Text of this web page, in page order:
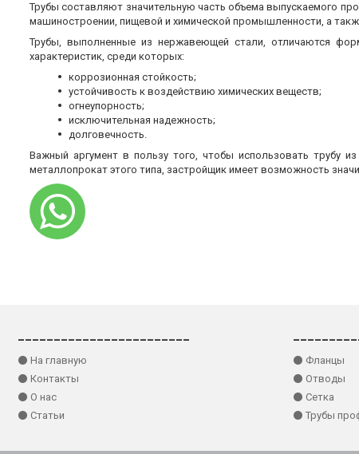
Трубы составляют значительную часть объема выпускаемого
машиностроении, пищевой и химической промышленности, а
Трубы, выполненные из нержавеющей стали, отличаются
характеристик, среди которых:
коррозионная стойкость;
устойчивость к воздействию химических веществ;
огнеупорность;
исключительная надежность;
долговечность.
Важный аргумент в пользу того, чтобы использовать трубу
металлопрокат этого типа, застройщик имеет возможность
⚫ На главную
⚫ Контакты
⚫ О нас
⚫ Статьи
⚫ Фланцы
⚫ Отводы
⚫ Сетка
⚫ Трубы